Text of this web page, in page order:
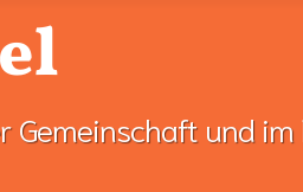
Gemeinschaft und im